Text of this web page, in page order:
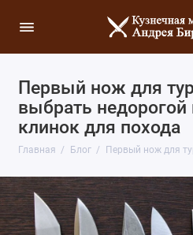
Первый нож для
выбрать
клинок для похода
Главная Блог Первый нож для